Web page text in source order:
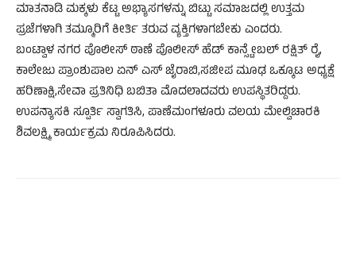
ಮಾತನಾಡಿ ಮಕ್ಕಳು ಕೆಟ್ಟ ಅಭ್ಯಾಸಗಳನ್ನು ಬಿಟ್ಟು ಸಮಾಜದಲ್ಲಿ ಉತ್ತಮ
ಪ್ರಜೆಗಳಾಗಿ ತಮ್ಮೂರಿಗೆ ಕೀರ್ತಿ ತರುವ ವ್ಯಕ್ತಿಗಳಾಗಬೇಕು ಎಂದರು.
ಬಂಟ್ವಾಳ ನಗರ ಪೊಲೀಸ್ ಠಾಣೆ ಪೊಲೀಸ್ ಹೆಡ್ ಕಾನ್ಸ್ಟೇಬಲ್ ರಕ್ಷಿತ್ ರೈ,
ಕಾಲೇಜು ಪ್ರಾಂಶುಪಾಲ ಏನ್ ಎಸ್ ಜೈರಾಬಿ,ಸಜೀಪ ಮೂಢ ಒಕ್ಕೂಟ ಅಧ್ಯಕ್ಷೆ
ಹರಿಣಾಕ್ಷಿ,ಸೇವಾ ಪ್ರತಿನಿಧಿ ಬಬಿತಾ ಮೊದಲಾದವರು ಉಪಸ್ಥಿತರಿದ್ದರು.
ಉಪನ್ಯಾಸಕಿ ಸ್ಪೂರ್ತಿ ಸ್ವಾಗತಿಸಿ, ಪಾಣೆಮಂಗಳೂರು ವಲಯ ಮೇಲ್ವಿಚಾರಕಿ
ಶಿವಲಕ್ಷ್ಮಿ ಕಾರ್ಯಕ್ರಮ ನಿರೂಪಿಸಿದರು.